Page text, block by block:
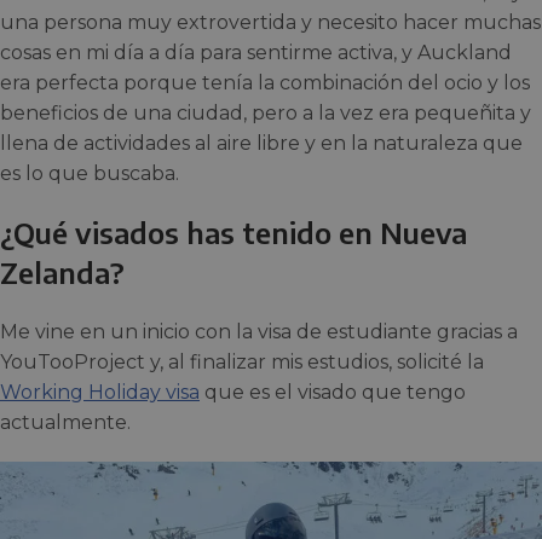
una persona muy extrovertida y necesito hacer muchas
cosas en mi día a día para sentirme activa, y Auckland
era perfecta porque tenía la combinación del ocio y los
beneficios de una ciudad, pero a la vez era pequeñita y
llena de actividades al aire libre y en la naturaleza que
es lo que buscaba.
¿Qué visados has tenido en Nueva
Zelanda?
Me vine en un inicio con la visa de estudiante gracias a
YouTooProject y, al finalizar mis estudios, solicité la
Working Holiday visa que es el visado que tengo
actualmente.